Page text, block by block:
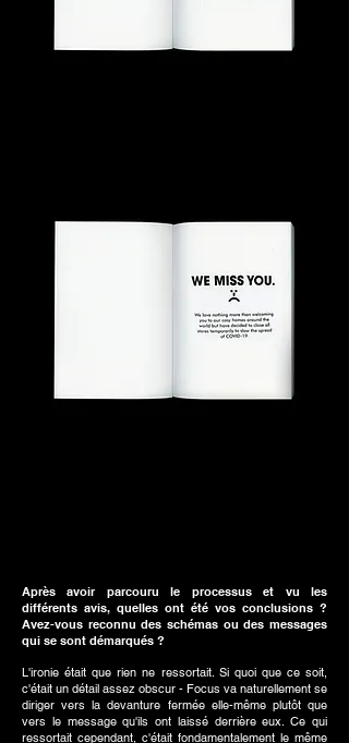
Après avoir parcouru le processus et vu les
différents avis, quelles ont été vos conclusions ?
Avez-vous reconnu des schémas ou des messages
qui se sont démarqués ?
L'ironie était que rien ne ressortait. Si quoi que ce soit,
c'était un détail assez obscur - Focus va naturellement se
diriger vers la devanture fermée elle-même plutôt que
vers le message qu'ils ont laissé derrière eux. Ce qui
ressortait cependant, c'était fondamentalement le même